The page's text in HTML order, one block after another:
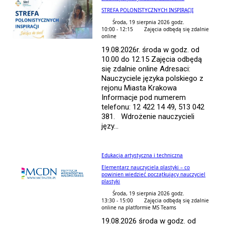
STREFA POLONISTYCZNYCH INSPIRACJI
Środa, 19 sierpnia 2026 godz.
10:00 - 12:15
Zajęcia odbędą się zdalnie
online
19.08.2026r. środa w godz. od
10.00 do 12.15 Zajęcia odbędą
się zdalnie online Adresaci:
Nauczyciele języka polskiego z
rejonu Miasta Krakowa
Informacje pod numerem
telefonu: 12 422 14 49, 513 042
381. Wdrożenie nauczycieli
języ...
Edukacja artystyczna i techniczna
Elementarz nauczyciela plastyki – co
powinien wiedzieć początkujący nauczyciel
plastyki
Środa, 19 sierpnia 2026 godz.
13:30 - 15:00
Zajęcia odbędą się zdalnie
online na platformie MS Teams
19.08.2026 środa w godz. od